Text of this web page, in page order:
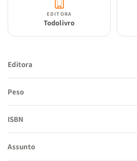
EDITORA
Todolivro
Editora
Peso
ISBN
Assunto